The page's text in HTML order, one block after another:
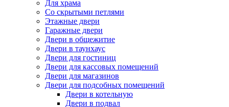
Для храма
Со скрытыми петлями
Этажные двери
Гаражные двери
Двери в общежитие
Двери в таунхаус
Двери для гостиниц
Двери для кассовых помещений
Двери для магазинов
Двери для подсобных помещений
Двери в котельную
Двери в подвал